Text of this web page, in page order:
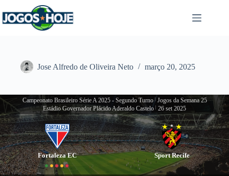
para
o
Jose Alfredo de Oliveira Neto março 20, 2025
Campeonato Brasileiro Série A 2025 - Segundo Turno
Jogos da Semana 25
Estádio Governador Plácido Aderaldo Castelo 26 set 2025
Fortaleza EC Sport Recife